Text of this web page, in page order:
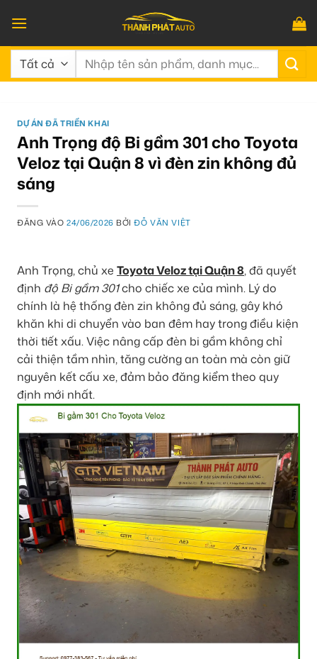
qua
nội
dung
Tìm
DỰ ÁN ĐÃ TRIỂN KHAI
Anh Trọng độ Bi gầm 301 cho Toyota
Veloz tại Quận 8 vì đèn zin không đủ
sáng
ĐĂNG VÀO24/06/2026 BỞIĐỖ VĂN VIỆT
Anh Trọng, chủ xe Toyota Veloz tại Quận 8, đã quyết
định độ Bi gầm 301cho chiếc xe của mình. Lý do
chính là hệ thống đèn zin không đủ sáng, gây khó
khăn khi di chuyển vào ban đêm hay trong điều kiện
thời tiết xấu. Việc nâng cấp đèn bi gầm không chỉ
cải thiện tầm nhìn, tăng cường an toàn mà còn giữ
nguyên kết cấu xe, đảm bảo đăng kiểm theo quy
định mới nhất.